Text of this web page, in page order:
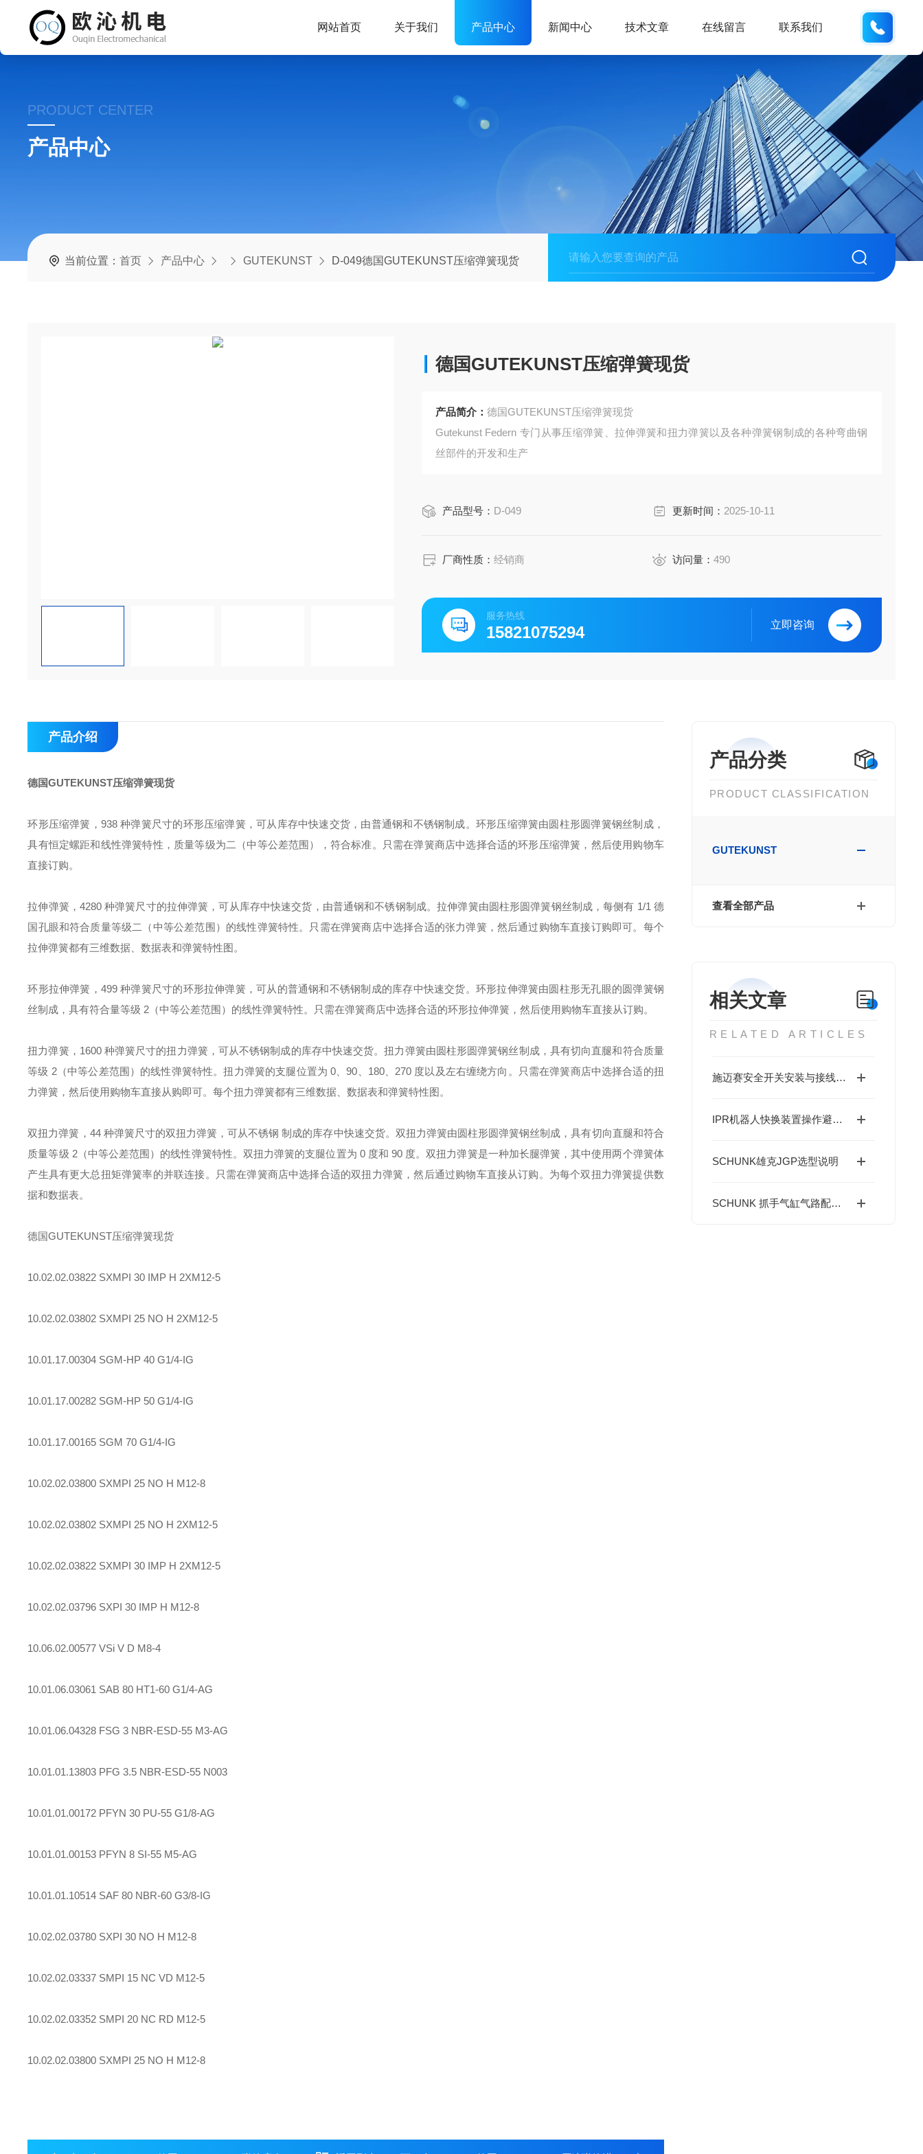
网站首页 关于我们 产品中心 新闻中心 技术文章 在线留言 联系我们
PRODUCT CENTER
产品中心
当前位置：首页 产品中心 GUTEKUNST D-049德国GUTEKUNST压缩弹簧现货
德国GUTEKUNST压缩弹簧现货
产品简介：德国GUTEKUNST压缩弹簧现货
Gutekunst Federn 专门从事压缩弹簧、拉伸弹簧和扭力弹簧以及各种弹簧钢制成的各种弯曲钢
丝部件的开发和生产
产品型号： D-049 更新时间： 2025-10-11
厂商性质：经销商 访问量： 490
服务热线
15821075294 立即咨询
产品分类
PRODUCT CLASSIFICATION
GUTEKUNST
查看全部产品
相关文章
RELATED ARTICLES
施迈赛安全开关安装与接线指南
IPR机器人快换装置操作避坑指南：这些细节不注意，快换优势全白搭
SCHUNK雄克JGP选型说明
SCHUNK 抓手气缸气路配置指南
产品介绍
德国GUTEKUNST压缩弹簧现货
环形压缩弹簧，938 种弹簧尺寸的环形压缩弹簧，可从库存中快速交货，由普通钢和不锈钢制成。环形压缩弹簧由圆柱形圆弹簧钢丝制成，
具有恒定螺距和线性弹簧特性，质量等级为二（中等公差范围），符合标准。只需在弹簧商店中选择合适的环形压缩弹簧，然后使用购物车
直接订购。
拉伸弹簧，4280 种弹簧尺寸的拉伸弹簧，可从库存中快速交货，由普通钢和不锈钢制成。拉伸弹簧由圆柱形圆弹簧钢丝制成，每侧有 1/1 德
国孔眼和符合质量等级二（中等公差范围）的线性弹簧特性。只需在弹簧商店中选择合适的张力弹簧，然后通过购物车直接订购即可。每个
拉伸弹簧都有三维数据、数据表和弹簧特性图。
环形拉伸弹簧，499 种弹簧尺寸的环形拉伸弹簧，可从的普通钢和不锈钢制成的库存中快速交货。环形拉伸弹簧由圆柱形无孔眼的圆弹簧钢
丝制成，具有符合量等级 2（中等公差范围）的线性弹簧特性。只需在弹簧商店中选择合适的环形拉伸弹簧，然后使用购物车直接从订购。
扭力弹簧，1600 种弹簧尺寸的扭力弹簧，可从不锈钢制成的库存中快速交货。扭力弹簧由圆柱形圆弹簧钢丝制成，具有切向直腿和符合质量
等级 2（中等公差范围）的线性弹簧特性。扭力弹簧的支腿位置为 0、90、180、270 度以及左右缠绕方向。只需在弹簧商店中选择合适的扭
力弹簧，然后使用购物车直接从购即可。每个扭力弹簧都有三维数据、数据表和弹簧特性图。
双扭力弹簧，44 种弹簧尺寸的双扭力弹簧，可从不锈钢 制成的库存中快速交货。双扭力弹簧由圆柱形圆弹簧钢丝制成，具有切向直腿和符合
质量等级 2（中等公差范围）的线性弹簧特性。双扭力弹簧的支腿位置为 0 度和 90 度。双扭力弹簧是一种加长腿弹簧，其中使用两个弹簧体
产生具有更大总扭矩弹簧率的并联连接。只需在弹簧商店中选择合适的双扭力弹簧，然后通过购物车直接从订购。为每个双扭力弹簧提供数
据和数据表。
德国GUTEKUNST压缩弹簧现货
10.02.02.03822 SXMPI 30 IMP H 2XM12-5
10.02.02.03802 SXMPI 25 NO H 2XM12-5
10.01.17.00304 SGM-HP 40 G1/4-IG
10.01.17.00282 SGM-HP 50 G1/4-IG
10.01.17.00165 SGM 70 G1/4-IG
10.02.02.03800 SXMPI 25 NO H M12-8
10.02.02.03802 SXMPI 25 NO H 2XM12-5
10.02.02.03822 SXMPI 30 IMP H 2XM12-5
10.02.02.03796 SXPI 30 IMP H M12-8
10.06.02.00577 VSi V D M8-4
10.01.06.03061 SAB 80 HT1-60 G1/4-AG
10.01.06.04328 FSG 3 NBR-ESD-55 M3-AG
10.01.01.13803 PFG 3.5 NBR-ESD-55 N003
10.01.01.00172 PFYN 30 PU-55 G1/8-AG
10.01.01.00153 PFYN 8 SI-55 M5-AG
10.01.01.10514 SAF 80 NBR-60 G3/8-IG
10.02.02.03780 SXPI 30 NO H M12-8
10.02.02.03337 SMPI 15 NC VD M12-5
10.02.02.03352 SMPI 20 NC RD M12-5
10.02.02.03800 SXMPI 25 NO H M12-8